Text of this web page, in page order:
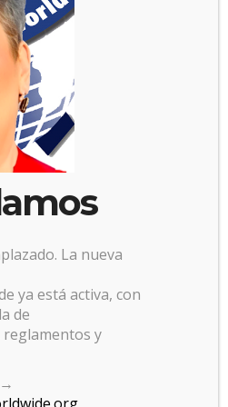
consentimiento
La nueva
ya está activa, con
de
reglamentos y